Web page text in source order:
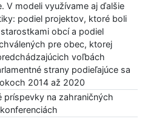
V modeli využívame aj ďalšie
podiel projektov, ktoré boli
obcí a podiel
pre obec, ktorej
voľbách
strany podieľajúce sa
2014 až 2020
príspevky na zahraničných